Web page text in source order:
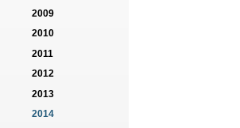
2009
2010
2011
2012
2013
2014